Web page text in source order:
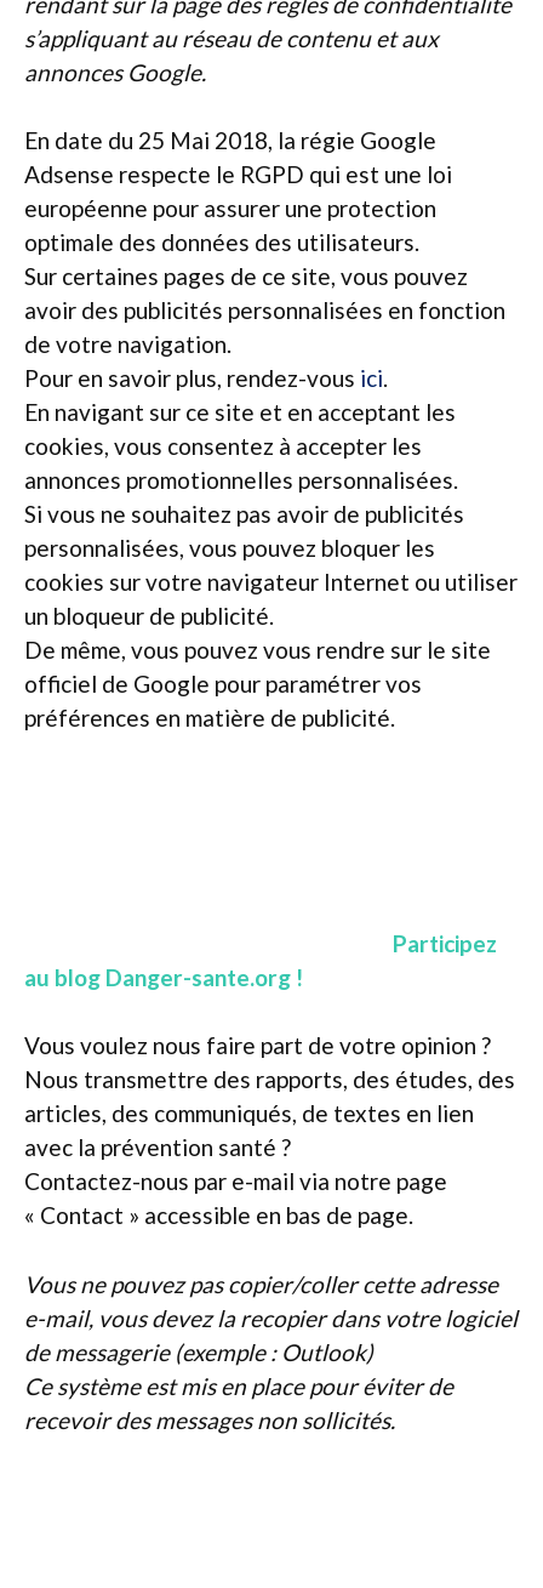
s’appliquant au réseau de contenu et aux
annonces Google.
En date du 25 Mai 2018, la régie Google
Adsense respecte le RGPD qui est une loi
européenne pour assurer une protection
optimale des données des utilisateurs.
Sur certaines pages de ce site, vous pouvez
avoir des publicités personnalisées en fonction
de votre navigation.
Pour en savoir plus, rendez-vous ici.
En navigant sur ce site et en acceptant les
cookies, vous consentez à accepter les
annonces promotionnelles personnalisées.
Si vous ne souhaitez pas avoir de publicités
personnalisées, vous pouvez bloquer les
cookies sur votre navigateur Internet ou utiliser
un bloqueur de publicité.
De même, vous pouvez vous rendre sur le site
officiel de Google pour paramétrer vos
préférences en matière de publicité.
Participez
au blog Danger-sante.org !
Vous voulez nous faire part de votre opinion ?
Nous transmettre des rapports, des études, des
articles, des communiqués, de textes en lien
avec la prévention santé ?
Contactez-nous par e-mail via notre page
« Contact » accessible en bas de page.
Vous ne pouvez pas copier/coller cette adresse
e-mail, vous devez la recopier dans votre logiciel
de messagerie (exemple : Outlook)
Ce système est mis en place pour éviter de
recevoir des messages non sollicités.